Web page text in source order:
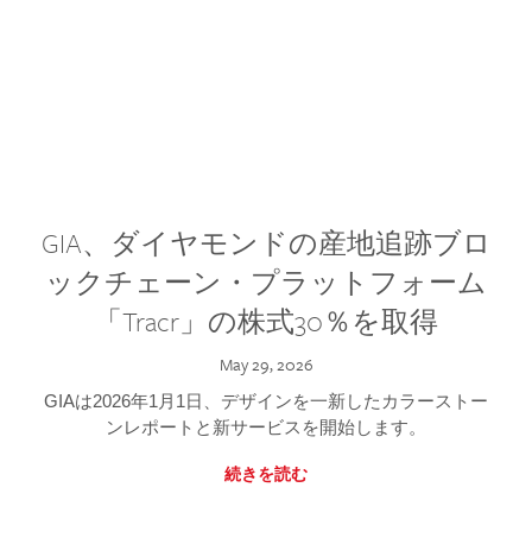
GIA、ダイヤモンドの産地追跡ブロ
ックチェーン・プラットフォーム
「Tracr」の株式30％を取得
May 29, 2026
GIAは2026年1月1日、デザインを一新したカラーストー
ンレポートと新サービスを開始します。
続きを読む